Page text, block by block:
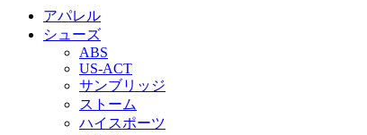
アパレル
シューズ
ABS
US‐ACT
サンブリッジ
ストーム
ハイスポーツ